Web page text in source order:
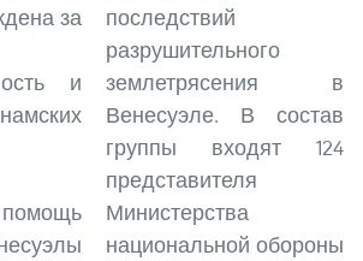
за
и
последствий
разрушительного
землетрясения в
Венесуэле. В состав
группы входят 124
представителя
Министерства
национальной обороны